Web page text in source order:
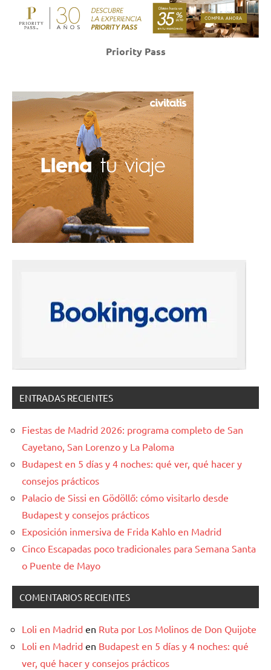
Priority Pass
ENTRADAS RECIENTES
Fiestas de Madrid 2026: programa completo de San
Cayetano, San Lorenzo y La Paloma
Budapest en 5 días y 4 noches: qué ver, qué hacer y
consejos prácticos
Palacio de Sissi en Gödöllő: cómo visitarlo desde
Budapest y consejos prácticos
Exposición inmersiva de Frida Kahlo en Madrid
Cinco Escapadas poco tradicionales para Semana Santa
o Puente de Mayo
COMENTARIOS RECIENTES
Loli en Madrid en Ruta por Los Molinos de Don Quijote
Loli en Madrid en Budapest en 5 días y 4 noches: qué
ver, qué hacer y consejos prácticos